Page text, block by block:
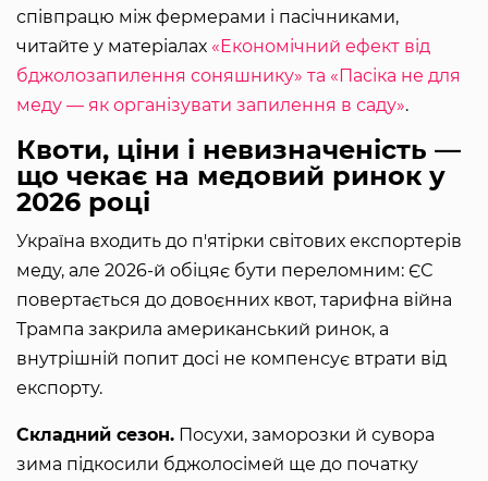
співпрацю між фермерами і пасічниками,
читайте у матеріалах «Економічний ефект від
бджолозапилення соняшнику» та «Пасіка не для
меду — як організувати запилення в саду».
Квоти, ціни і невизначеність —
що чекає на медовий ринок у
2026 році
Україна входить до п'ятірки світових експортерів
меду, але 2026-й обіцяє бути переломним: ЄС
повертається до довоєнних квот, тарифна війна
Трампа закрила американський ринок, а
внутрішній попит досі не компенсує втрати від
експорту.
Складний сезон. Посухи, заморозки й сувора
зима підкосили бджолосімей ще до початку